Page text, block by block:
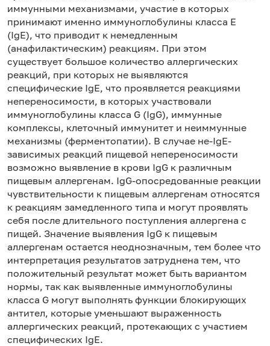
иммунными механизмами, участие в которых
принимают именно иммуноглобулины класса Е
(IgE), что приводит к немедленным
(анафилактическим) реакциям. При этом
существует большое количество аллергических
реакций, при которых не выявляются
специфические IgE, что проявляется реакциями
непереносимости, в которых участвовали
иммуноглобулины класса G (IgG), иммунные
комплексы, клеточный иммунитет и неиммунные
механизмы (ферментопатии). В случае не-IgE-
зависимых реакций пищевой непереносимости
возможно выявление в крови IgG к различным
пищевым аллергенам. IgG-опосредованные реакции
чувствительности к пищевым аллергенам относятся
к реакциям замедленного типа и могут проявлять
себя после длительного поступления аллергена с
пищей. Значение выявления IgG к пищевым
аллергенам остается неоднозначным, тем более что
интерпретация результатов затруднена тем, что
положительный результат может быть вариантом
нормы, так как выявленные иммуноглобулины
класса G могут выполнять функции блокирующих
антител, которые уменьшают выраженность
аллергических реакций, протекающих с участием
специфических IgE.